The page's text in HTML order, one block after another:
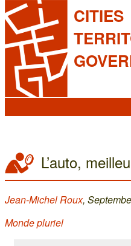
CITIES
L’auto,
Jean-Michel Roux,
Monde pluriel